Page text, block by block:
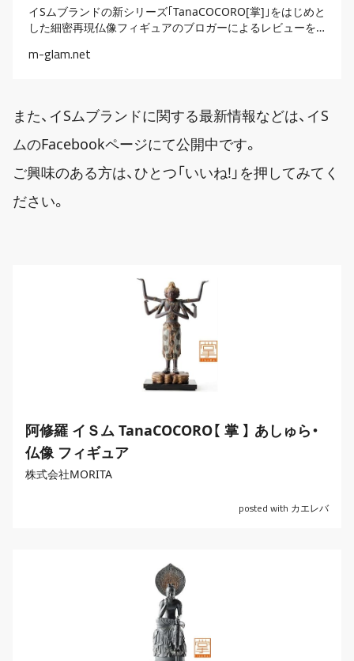
イSムブランドの新シリーズ｢TanaCOCORO[掌]｣をはじめと
した細密再現仏像フィギュアのブロガーによるレビューを
m-glam.net
また、イSムブランドに関する最新情報などは、イS
ムのFacebookページにて公開中です。
ご興味のある方は、ひとつ「いいね!」を押してみてく
ださい。
阿修羅 イＳム TanaCOCORO【 掌 】 あしゅら・
仏像 フィギュア
posted with カエレバ
株式会社MORITA